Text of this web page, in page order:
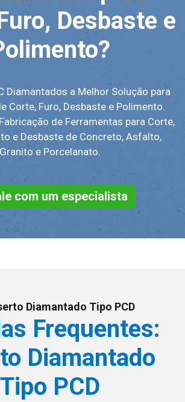
Desbaste e
Diamantados a Melhor Solução para
Corte, Furo, Desbaste e Polimento.
de Ferramentas para Corte,
e Desbaste de Concreto, Asfalto,
Granito e Porcelanato.
com um especialista
Diamantado Tipo PCD
Frequentes:
Diamantado
Tipo PCD